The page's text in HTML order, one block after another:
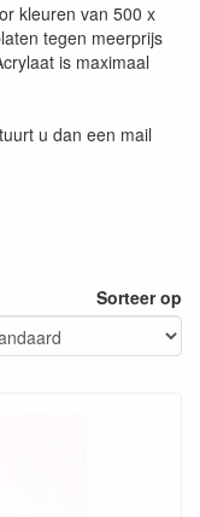
kleuren van 500 x
tegen meerprijs
is maximaal
u dan een mail
Sorteer op